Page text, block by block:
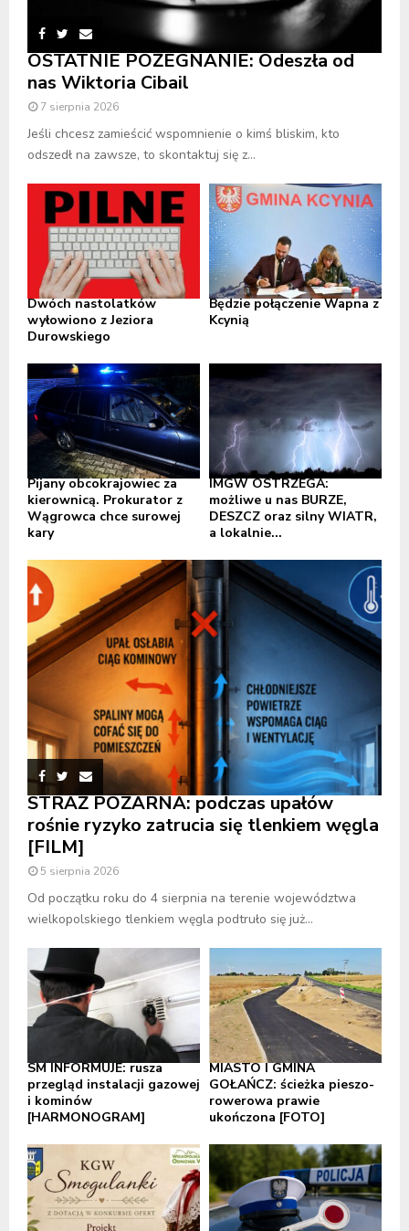
OSTATNIE POŻEGNANIE: Odeszła od
nas Wiktoria Cibail
7 sierpnia 2026
Jeśli chcesz zamieścić wspomnienie o kimś bliskim, kto
odszedł na zawsze, to skontaktuj się z...
Dwóch nastolatków
wyłowiono z Jeziora
Durowskiego
Będzie połączenie Wapna z
Kcynią
Pijany obcokrajowiec za
kierownicą. Prokurator z
Wągrowca chce surowej
kary
IMGW OSTRZEGA:
możliwe u nas BURZE,
DESZCZ oraz silny WIATR,
a lokalnie...
STRAŻ POŻARNA: podczas upałów
rośnie ryzyko zatrucia się tlenkiem węgla
[FILM]
5 sierpnia 2026
Od początku roku do 4 sierpnia na terenie województwa
wielkopolskiego tlenkiem węgla podtruło się już...
SM INFORMUJE: rusza
przegląd instalacji gazowej
i kominów
[HARMONOGRAM]
MIASTO I GMINA
GOŁAŃCZ: ścieżka pieszo-
rowerowa prawie
ukończona [FOTO]